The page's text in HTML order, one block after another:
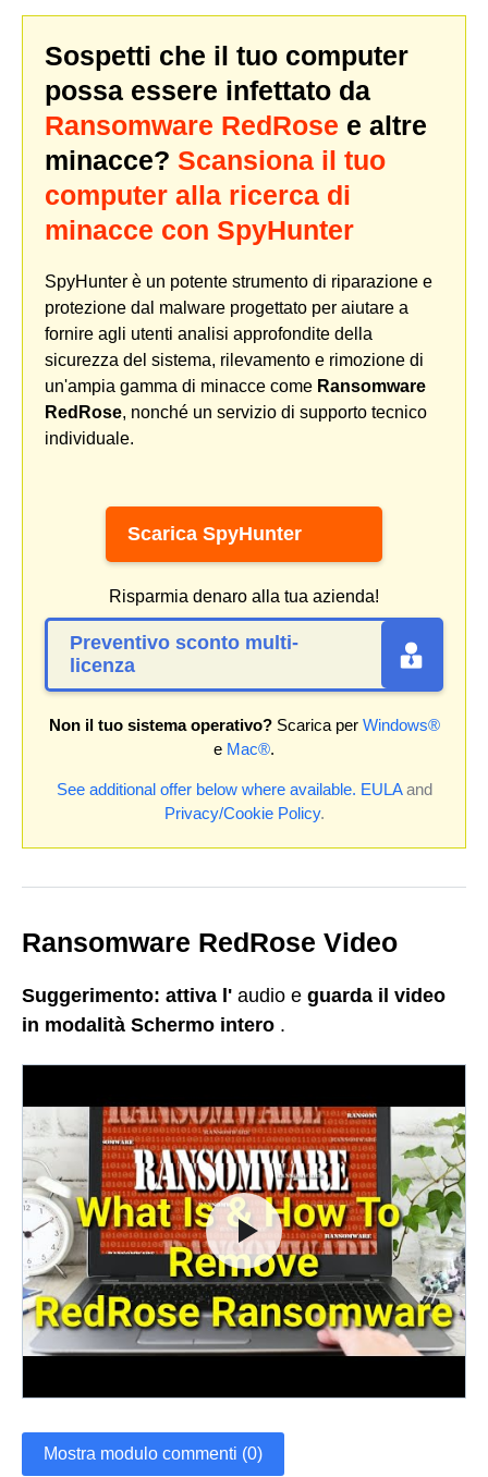
Sospetti che il tuo computer
possa essere infettato da
Ransomware RedRose e altre
minacce? Scansiona il tuo
computer alla ricerca di
minacce con SpyHunter
SpyHunter è un potente strumento di riparazione e
protezione dal malware progettato per aiutare a
fornire agli utenti analisi approfondite della
sicurezza del sistema, rilevamento e rimozione di
un'ampia gamma di minacce come Ransomware
RedRose, nonché un servizio di supporto tecnico
individuale.
Scarica SpyHunter
Risparmia denaro alla tua azienda!
Preventivo sconto multi-
licenza
Non il tuo sistema operativo?Scarica per Windows®
e Mac®.
See additional offer below where available. EULAand
Privacy/Cookie Policy.
Ransomware RedRose Video
Suggerimento: attiva l' audio e guarda il video
in modalità Schermo intero .
Mostra modulo commenti (0)